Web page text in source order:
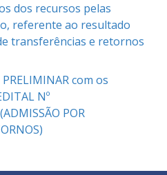
dos recursos pelas
referente ao resultado
transferências e retornos
com os
Nº
POR